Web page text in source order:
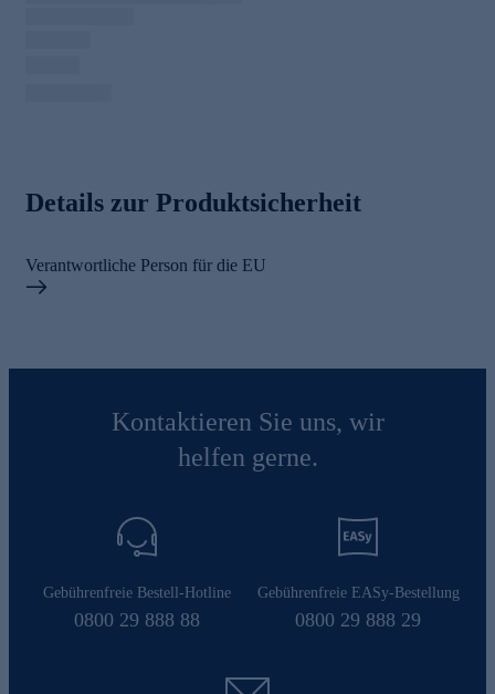
Details zur Produktsicherheit
Verantwortliche Person für die EU
Kontaktieren Sie uns, wir
helfen gerne.
Gebührenfreie Bestell-Hotline
0800 29 888 88
Gebührenfreie EASy-Bestellung
0800 29 888 29